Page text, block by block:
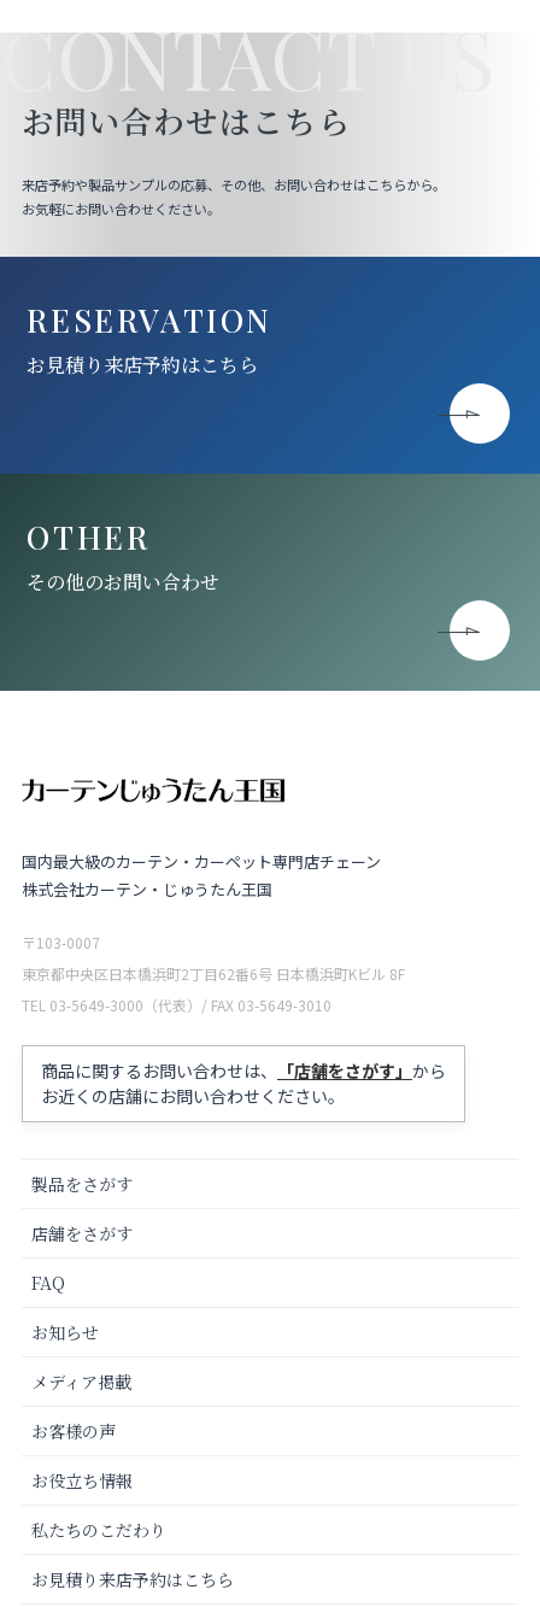
CONTACT US
お問い合わせはこちら
来店予約や製品サンプルの応募、その他、お問い合わせはこちらから。
お気軽にお問い合わせください。
RESERVATION
お見積り来店予約はこちら
OTHER
その他のお問い合わせ
国内最大級のカーテン・カーペット専門店チェーン
株式会社カーテン・じゅうたん王国
〒103-0007
東京都中央区日本橋浜町2丁目62番6号 日本橋浜町Kビル 8F
TEL 03-5649-3000（代表）/ FAX 03-5649-3010
商品に関するお問い合わせは、 「店舗をさがす」 から
お近くの店舗にお問い合わせください。
製品をさがす
店舗をさがす
FAQ
お知らせ
メディア掲載
お客様の声
お役立ち情報
私たちのこだわり
お見積り来店予約はこちら